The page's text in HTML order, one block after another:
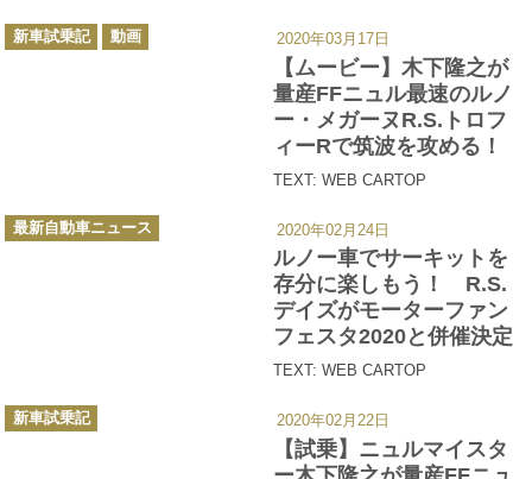
【ムービー】木下隆之が
量産FFニュル最速のルノ
ー・メガーヌR.S.トロフ
ィーRで筑波を攻める！
TEXT: WEB CARTOP
カ
テ
新車試乗記 動画 2020年03月17日
ルノー車でサーキットを
存分に楽しもう！ R.S.
デイズがモーターファン
フェスタ2020と併催決定
TEXT: WEB CARTOP
カ
テ
最新自動車ニュース 2020年02月24日
【試乗】ニュルマイスタ
カ
テ
新車試乗記 2020年02月22日